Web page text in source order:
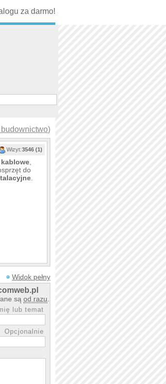
za darmo!
budownictwo)
Wizyt:3546 (1)
kablowe
do
Widok pełny
są od razu
lub temat
Opcjonalnie